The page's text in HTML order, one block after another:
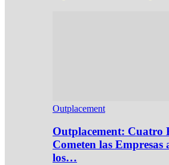
Outplacement
Outplacement: Cuatro
Cometen las Empresas
los…